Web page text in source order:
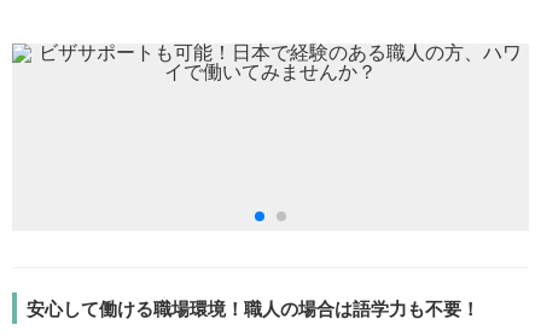
安心して働ける職場環境！職人の場合は語学力も不要！